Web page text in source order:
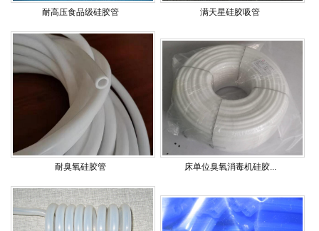
耐高压食品级硅胶管 满天星硅胶吸管
耐臭氧硅胶管 床单位臭氧消毒机硅胶...